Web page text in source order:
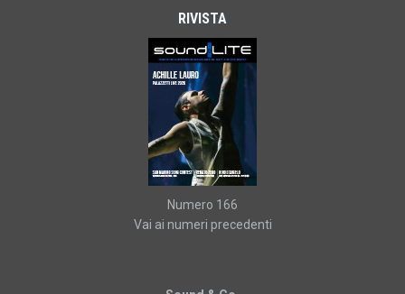
RIVISTA
Numero 166
Vai ai numeri precedenti